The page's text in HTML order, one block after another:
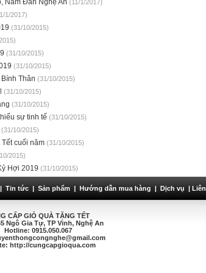
Nam Đàn Nghệ An (11/1/2017)
1/2017)
(31/10/2015)
(31/10/2015)
(31/10/2015)
Thân (31/10/2015)
(31/10/2015)
(31/10/2015)
sự tinh tế (31/10/2015)
(31/10/2015)
cuối năm (31/10/2015)
2015)
Hợi 2019 (31/10/2015)
| Tin tức | Sản phẩm | Hướng dẫn mua hàng | Dịch vụ |
CẤP GIỎ QUÀ TẶNG TẾT
Ngô Gia Tự, TP Vinh, Nghệ An
Hotline: 0915.050.067
http://cungcapgioqua.com